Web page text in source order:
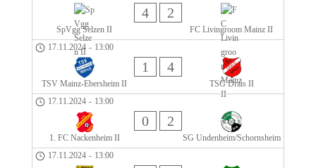
SpVgg Selzen II
4 2
FC Livingroom Mainz II
17.11.2024 - 13:00
TSV Mainz-Ebersheim II
1 4
TSG Drais II
17.11.2024 - 13:00
1. FC Nackenheim II
0 2
SG Undenheim/Schornsheim
17.11.2024 - 13:00